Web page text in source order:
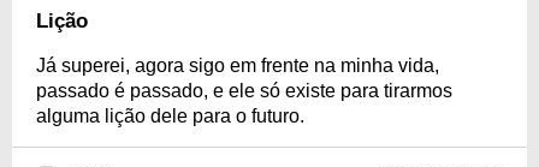
Lição
Já superei, agora sigo em frente na minha vida,
passado é passado, e ele só existe para tirarmos
alguma lição dele para o futuro.